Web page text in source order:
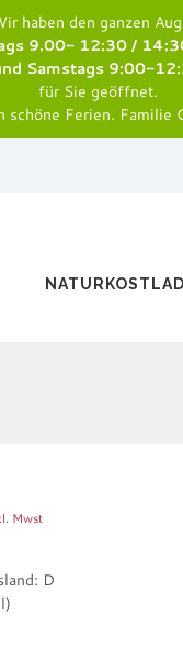
haben den ganzen
9.00- 12:30 /
Samstags 9:00-
für Sie geöffnet.
schöne Ferien. Familie
Mwst
D